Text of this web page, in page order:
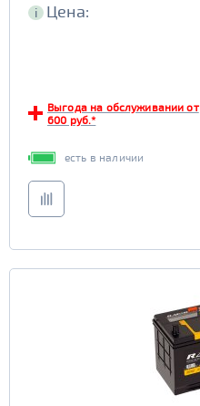
i Цена:
Выгода на обслуживании от
600 руб.*
есть в наличии